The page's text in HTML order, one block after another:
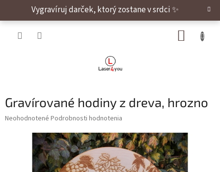
Prejsť na obsah
Vygravíruj darček, ktorý zostane v srdci ✨
Gravírované hodiny z dreva, hrozno
Priemerné hodnotenie produktu je 0,0 z 5 hviezdičiek.
Neohodnotené Podrobnosti hodnotenia